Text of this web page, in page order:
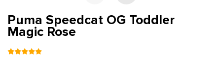
Puma Speedcat OG Toddler
Magic Rose